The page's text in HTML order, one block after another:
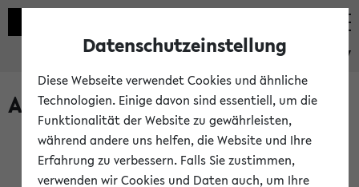
eKVV
Archivierte Studiengänge
Anglistik: British and American Studies / B.A.
(Einschreibung bis WiSe 16/17)
Datenschutzeinstellung
Diese Webseite verwendet Cookies und ähnliche
Technologien. Einige davon sind essentiell, um die
Funktionalität der Website zu gewährleisten,
während andere uns helfen, die Website und Ihre
Erfahrung zu verbessern. Falls Sie zustimmen,
verwenden wir Cookies und Daten auch, um Ihre